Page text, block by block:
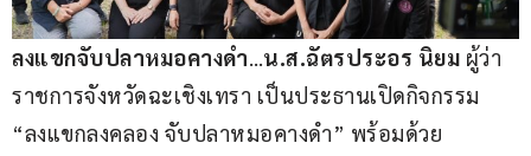
ลงแขกจับปลาหมอคางดำ…น.ส.ฉัตรประอร นิยม ผู้ว่า
ราชการจังหวัดฉะเชิงเทรา เป็นประธานเปิดกิจกรรม
“ลงแขกลงคลอง จับปลาหมอคางดำ” พร้อมด้วย